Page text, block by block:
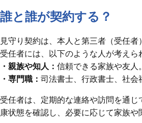
誰と誰が契約する？
見守り契約は、本人と第三者（受任者
受任者には、以下のような人が考えら
・親族や知人： 信頼できる家族や友人。
・専門職： 司法書士、行政書士、社会
受任者は、定期的な連絡や訪問を通
康状態を確認し、必要に応じて家族や